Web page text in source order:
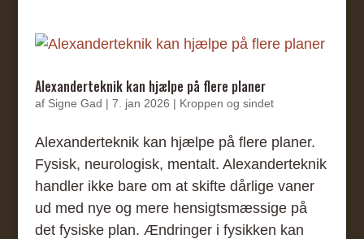
Alexanderteknik kan hjælpe på flere planer
af Signe Gad | 7. jan 2026 | Kroppen og sindet
Alexanderteknik kan hjælpe på flere planer.
Fysisk, neurologisk, mentalt. Alexanderteknik
handler ikke bare om at skifte dårlige vaner
ud med nye og mere hensigtsmæssige på
det fysiske plan. Ændringer i fysikken kan